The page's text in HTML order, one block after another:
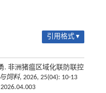
引用格式 ▾
. 非洲猪瘟区域化联防联控
饲料, 2026, 25(04): 10-13